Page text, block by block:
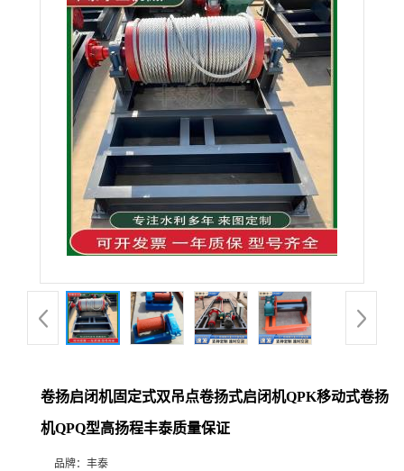
卷扬启闭机固定式双吊点卷扬式启闭机QPK移动式卷扬
机QPQ型高扬程丰泰质量保证
品牌： 丰泰